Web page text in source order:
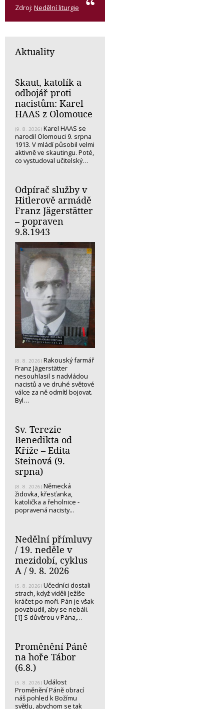
Zdroj: Nedělní liturgie
Aktuality
Skaut, katolík a
odbojář proti
nacistům: Karel
HAAS z Olomouce
(9. 8. 2026) Karel HAAS se
narodil Olomouci 9. srpna
1913. V mládí působil velmi
aktivně ve skautingu. Poté,
co vystudoval učitelský…
Odpírač služby v
Hitlerově armádě
Franz Jägerstätter
– popraven
9.8.1943
(8. 8. 2026) Rakouský farmář
Franz Jägerstätter
nesouhlasil s nadvládou
nacistů a ve druhé světové
válce za ně odmítl bojovat.
Byl…
Sv. Terezie
Benedikta od
Kříže – Edita
Steinová (9.
srpna)
(8. 8. 2026) Německá
židovka, křesťanka,
katolička a řeholnice -
popravená nacisty...
Nedělní přímluvy
/ 19. neděle v
mezidobí, cyklus
A / 9. 8. 2026
(5. 8. 2026) Učedníci dostali
strach, když viděli Ježíše
kráčet po moři. Pán je však
povzbudil, aby se nebáli.
[1] S důvěrou v Pána,…
Proměnění Páně
na hoře Tábor
(6.8.)
(5. 8. 2026) Událost
Proměnění Páně obrací
náš pohled k Božímu
světlu, abychom se tak